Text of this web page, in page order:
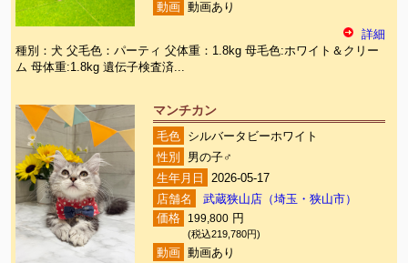
動画 動画あり
詳細
種別：犬 父毛色：パーティ 父体重：1.8kg 母毛色:ホワイト＆クリー
ム 母体重:1.8kg 遺伝子検査済...
マンチカン
毛色
シルバータビーホワイト
性別
男の子♂
生年月日
2026-05-17
店舗名
武蔵狭山店（埼玉・狭山市）
価格
199,800 円
(税込219,780円)
動画 動画あり